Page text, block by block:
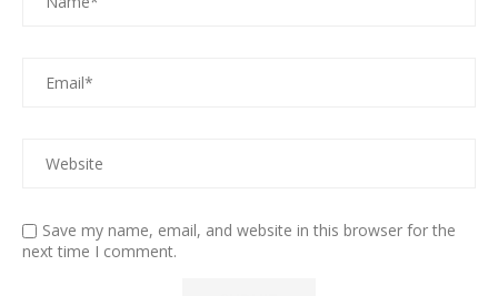
Save my name, email, and website in this browser for the
next time I comment.